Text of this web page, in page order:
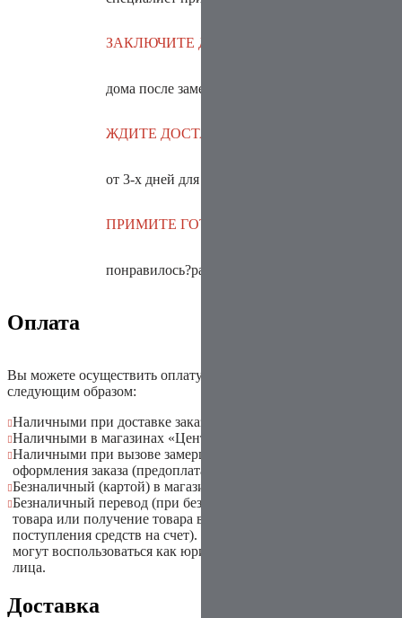
ЗАКЛЮЧИТЕ ДОГОВОР
дома после замера
ЖДИТЕ ДОСТАВКУ
от 3-х дней для дверей в наличии
ПРИМИТЕ ГОТОВУЮ
понравилось?расскажите об этом!
Оплата
Вы можете осуществить оплату
следующим образом:
Наличными при доставке заказа
Наличными в магазинах «Центр дверей ODOS»
Наличными при вызове замерщика-консультанта
оформления заказа (предоплата)
Безналичный (картой) в магазинах «Центр дверей ODOS»
Безналичный перевод (при безналичном расчете доставка
товара или получение товара в магазине происходит после
поступления средств на счет). Данным способом оплаты
могут воспользоваться как юридические так и физические
лица.
Доставка